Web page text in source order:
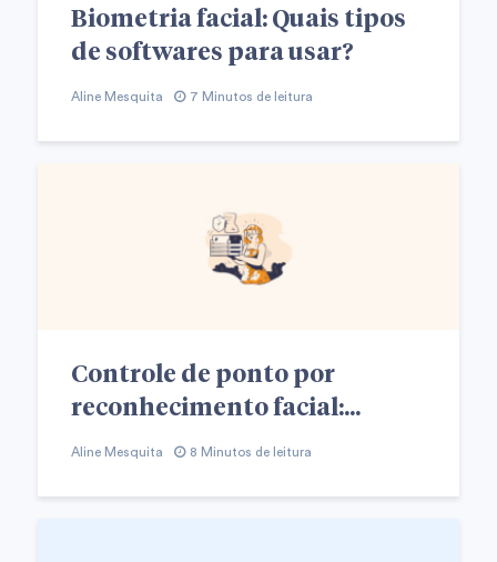
Biometria facial: Quais tipos
de softwares para usar?
Aline Mesquita 7 Minutos de leitura
Controle de ponto por
reconhecimento facial:...
Aline Mesquita 8 Minutos de leitura